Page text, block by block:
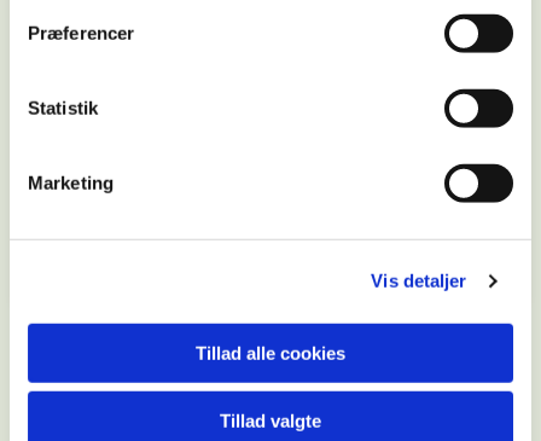
Præferencer
Statistik
Marketing
Vis detaljer
Tillad alle cookies
Tillad valgte
Kirken
Agerskov kirke ligger noget fra den oprindelige